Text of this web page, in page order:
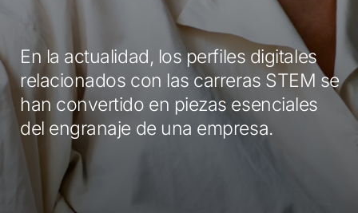
En la actualidad, los perfiles digitales
relacionados con las carreras STEM se
han convertido en piezas esenciales
del engranaje de una empresa.